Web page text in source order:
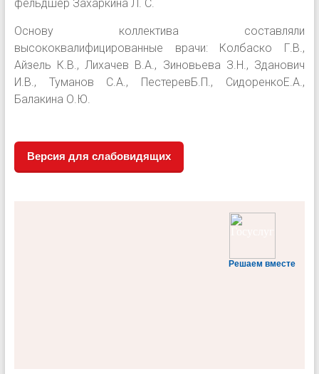
фельдшер Захаркина Л. С.
Основу коллектива составляли
высококвалифицированные врачи: Колбаско Г.В.,
Айзель К.В., Лихачев В.А., Зиновьева З.Н., Зданович
И.В., Туманов С.А., ПестеревБ.П., СидоренкоЕ.А.,
Балакина О.Ю.
Версия для слабовидящих